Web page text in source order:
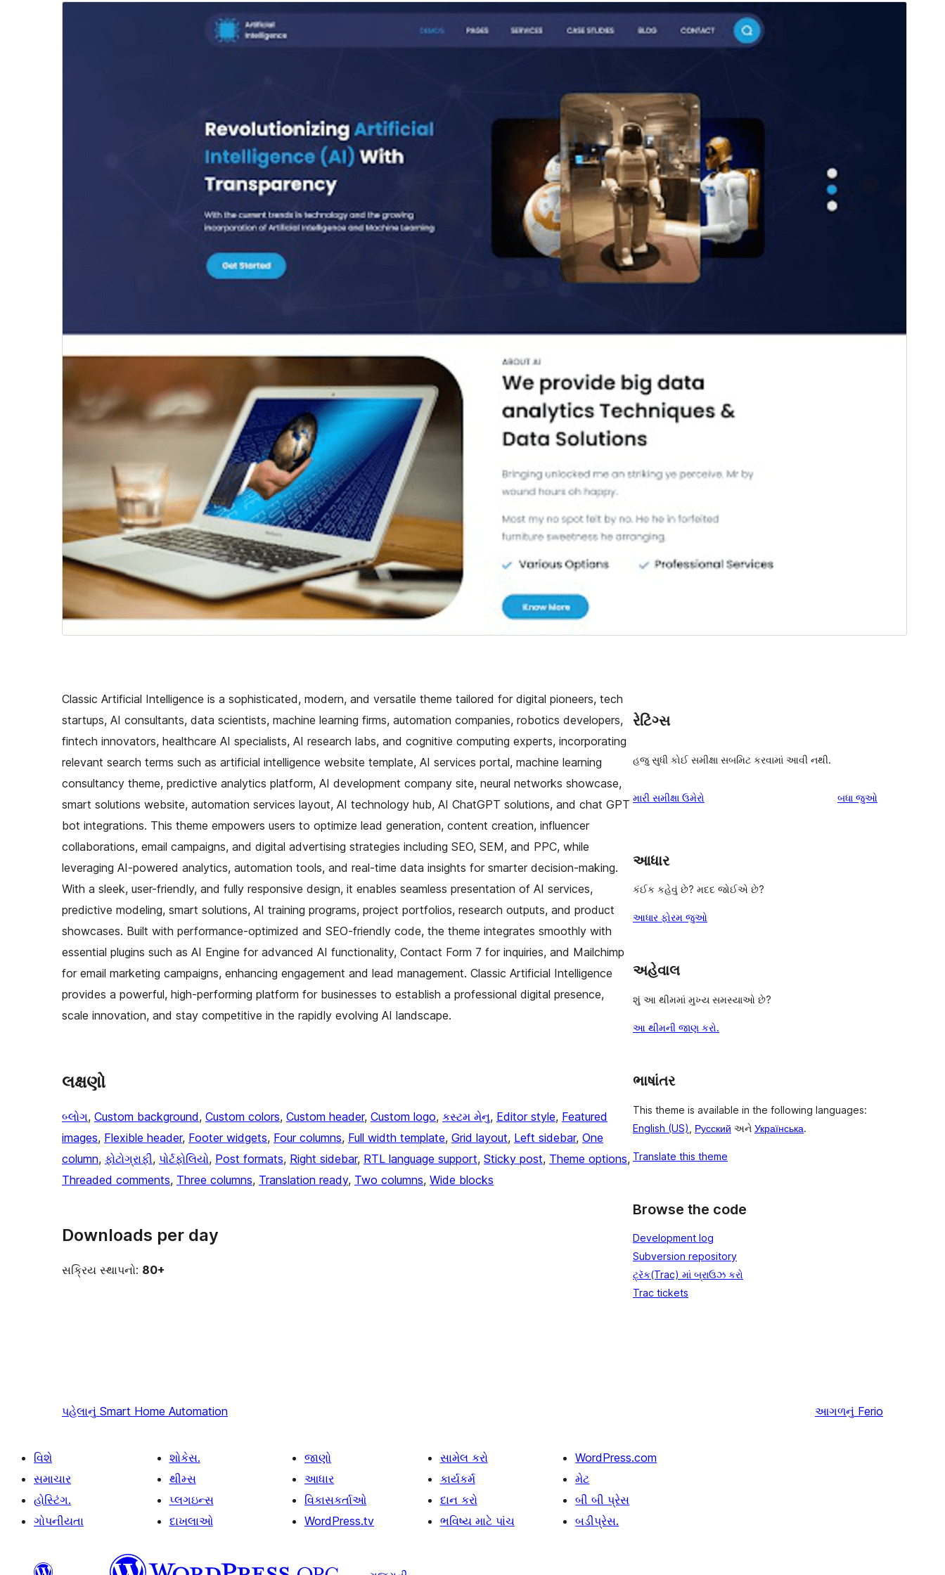
પૂર્વાવલોકનડાઉનલોડ કરો
વર્ડપ્રેસ વર્ઝન
પીએચપી(PHP) આવૃતિ
Theme homepage
Classic Artificial Intelligence is a sophisticated, modern, and versatile theme tailored for digital pioneers, tech
startups, AI consultants, data scientists, machine learning firms, automation companies, robotics developers,
fintech innovators, healthcare AI specialists, AI research labs, and cognitive computing experts, incorporating
relevant search terms such as artificial intelligence website template, AI services portal, machine learning
consultancy theme, predictive analytics platform, AI development company site, neural networks showcase,
smart solutions website, automation services layout, AI technology hub, AI ChatGPT solutions, and chat GPT
bot integrations. This theme empowers users to optimize lead generation, content creation, influencer
collaborations, email campaigns, and digital advertising strategies including SEO, SEM, and PPC, while
leveraging AI-powered analytics, automation tools, and real-time data insights for smarter decision-making.
With a sleek, user-friendly, and fully responsive design, it enables seamless presentation of AI services,
predictive modeling, smart solutions, AI training programs, project portfolios, research outputs, and product
showcases. Built with performance-optimized and SEO-friendly code, the theme integrates smoothly with
essential plugins such as AI Engine for advanced AI functionality, Contact Form 7 for inquiries, and Mailchimp
for email marketing campaigns, enhancing engagement and lead management. Classic Artificial Intelligence
provides a powerful, high-performing platform for businesses to establish a professional digital presence,
scale innovation, and stay competitive in the rapidly evolving AI landscape.
લક્ષણો
બ્લોગ, Custom background, Custom colors, Custom header, Custom logo, કસ્ટમ મેનુ, Editor style, Featured
images, Flexible header, Footer widgets, Four columns, Full width template, Grid layout, Left sidebar, One
column, ફોટોગ્રાફી, પોર્ટફોલિયો, Post formats, Right sidebar, RTL language support, Sticky post, Theme options ,
Threaded comments, Three columns, Translation ready, Two columns, Wide blocks
Downloads per day
સક્રિય સ્થાપનો: 80+
રેટિંગ્સ
હજુ સુધી કોઈ સમીક્ષા સબમિટ કરવામાં આવી નથી.
મારી સમીક્ષા ઉમેરો બધા સમીક્ષાઓ
જુઓ
આધાર
કંઈક કહેવું છે? મદદ જોઈએ છે?
આધાર ફોરમ જુઓ
અહેવાલ
શું આ થીમમાં મુખ્ય સમસ્યાઓ છે?
આ થીમની જાણ કરો.
ભાષાંતર
This theme is available in the following languages:
English (US)
Русский અને Українська.
Translate this theme
Browse the code
Development log
Subversion repository
ટ્રૅક(Trac) માં બ્રાઉઝ કરો
Trac tickets
પહેલાનું Smart Home Automation આગળનું Ferio
વિશે
સમાચાર
હોસ્ટિંગ.
ગોપનીયતા
શોકેસ.
થીમ્સ
પ્લગઇન્સ
દાખલાઓ
જાણો
આધાર
વિકાસકર્તાઓ
WordPress.tv
સામેલ કરો
કાર્યકર્મ
દાન કરો
ભવિષ્ય માટે પાંચ
WordPress.com
મેટ
બી બી પ્રેસ
બડીપ્રેસ.